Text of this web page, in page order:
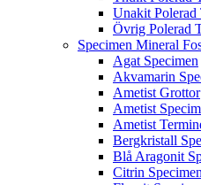
Unakit Polerad
Övrig Polerad
Specimen Mineral
Agat Specimen
Akvamarin
Ametist Grottor
Ametist
Ametist
Bergkristall
Blå Aragonit
Citrin